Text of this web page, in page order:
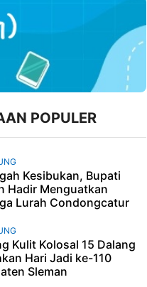
POPULER
Kesibukan, Bupati
Hadir Menguatkan
Lurah Condongcatur
Kulit Kolosal 15 Dalang
Hari Jadi ke-110
Sleman